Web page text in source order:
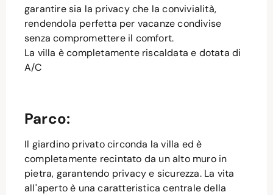
garantire sia la privacy che la convivialità,
rendendola perfetta per vacanze condivise
senza compromettere il comfort.
La villa è completamente riscaldata e dotata di
A/C
Parco:
Il giardino privato circonda la villa ed è
completamente recintato da un alto muro in
pietra, garantendo privacy e sicurezza. La vita
all'aperto è una caratteristica centrale della